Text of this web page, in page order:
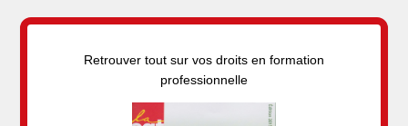
Retrouver tout sur vos droits en formation
professionnelle